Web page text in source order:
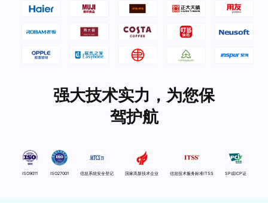
强大技术实力，为您保
驾护航
ISO9011 ISO27001 信息系统安全登记 国家高新技术企业 信息技术服务标准ITSS SP或ICP证